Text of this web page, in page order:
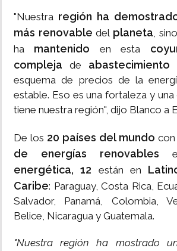
"Nuestra región ha
más renovabledel planeta,
ha mantenido en esta
compleja de
esquema de precios de la
estable. Eso es una fortaleza y
tiene nuestra región", dijo Blanco a
De los 20 países del mundo con
de energías renovables
energética, 12 están en
Caribe: Paraguay, Costa Rica,
Salvador, Panamá, Colombia,
Belice, Nicaragua y Guatemala.
"Nuestra región ha mostrado